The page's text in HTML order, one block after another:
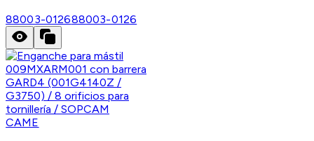
88003-012688003-0126
CAME